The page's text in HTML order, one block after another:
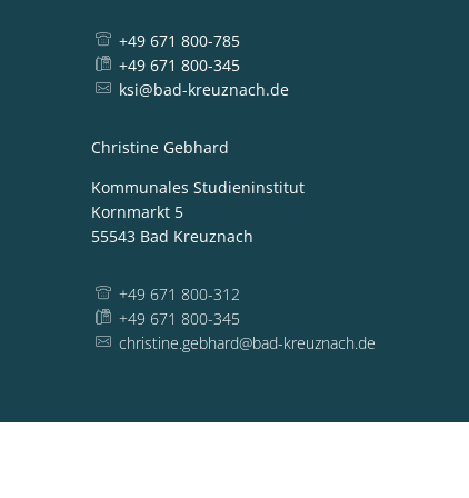
+49 671 800-785
+49 671 800-345
ksi@bad-kreuznach.de
Christine Gebhard
Kommunales Studieninstitut
Kornmarkt 5
55543 Bad Kreuznach
+49 671 800-312
+49 671 800-345
christine.gebhard@bad-kreuznach.de